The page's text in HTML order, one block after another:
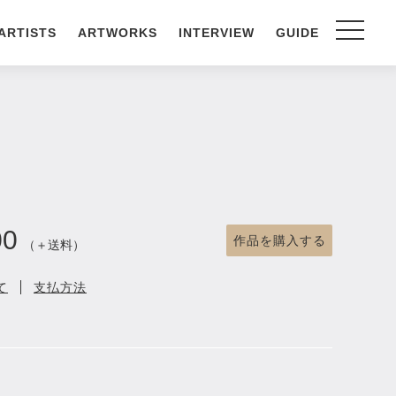
ARTWORKS INTERVIEW GUIDE
（＋送料） 作品を購入する
支払方法